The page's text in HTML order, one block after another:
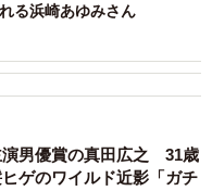
る浜崎あゆみさん
演男優賞の真田広之 31歳
ゲのワイルド近影「ガチ